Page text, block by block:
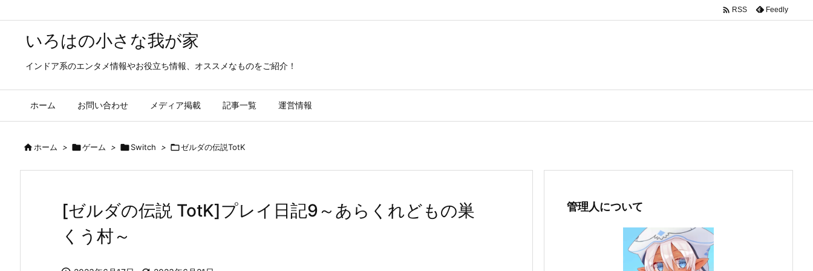
いろはの小さな我が家
インドア系のエンタメ情報やお役立ち情報、オススメなものをご紹介！
ホーム お問い合わせ メディア掲載 記事一覧 運営情報
 RSS Feedly
ホーム > ゲーム > Switch > ゼルダの伝説TotK
[ゼルダの伝説 TotK]プレイ日記9～あらくれどもの巣
くう村～
管理人について